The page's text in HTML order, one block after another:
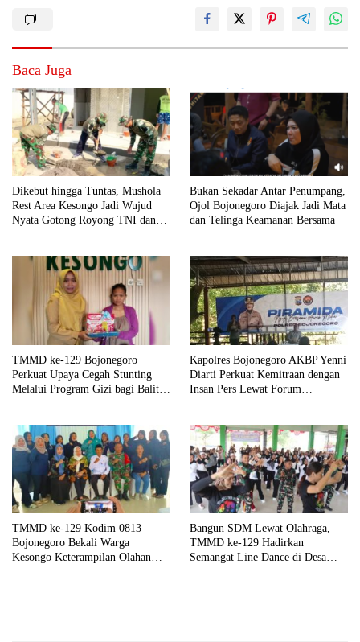
Baca Juga
Dikebut hingga Tuntas, Mushola
Rest Area Kesongo Jadi Wujud
Nyata Gotong Royong TNI dan
Bukan Sekadar Antar Penumpang,
Ojol Bojonegoro Diajak Jadi Mata
dan Telinga Keamanan Bersama
TMMD ke-129 Bojonegoro
Perkuat Upaya Cegah Stunting
Melalui Program Gizi bagi Balita
Kapolres Bojonegoro AKBP Yenni
Diarti Perkuat Kemitraan dengan
Insan Pers Lewat Forum
TMMD ke-129 Kodim 0813
Bojonegoro Bekali Warga
Kesongo Keterampilan Olahan
Bangun SDM Lewat Olahraga,
TMMD ke-129 Hadirkan
Semangat Line Dance di Desa